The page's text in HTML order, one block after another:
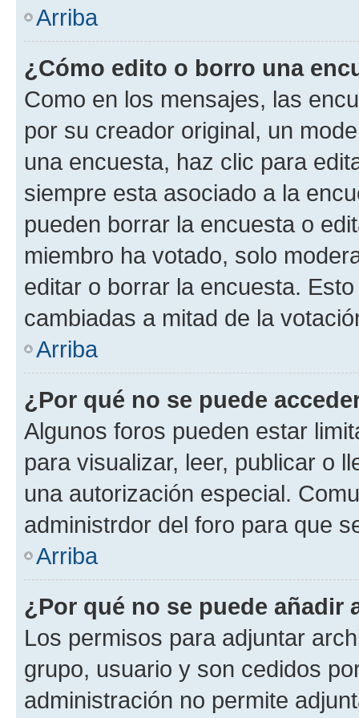
Arriba
¿Cómo edito o borro una
Como en los mensajes, las
por su creador original, un
una encuesta, haz clic para
siempre esta asociado a la
pueden borrar la encuesta o
miembro ha votado, solo
editar o borrar la encuesta.
cambiadas a mitad de la
Arriba
¿Por qué no se puede
Algunos foros pueden estar
para visualizar, leer, publicar o
una autorización especial.
administrdor del foro para que
Arriba
¿Por qué no se puede añadir
Los permisos para adjuntar
grupo, usuario y son cedidos
administración no permite